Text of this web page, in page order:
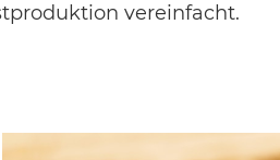
vereinfacht.